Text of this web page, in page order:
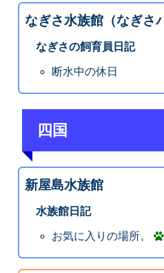
なぎさ水族館（なぎさ
なぎさの飼育員日記
断水中の休日
四国
新屋島水族館
水族館日記
お気に入りの場所。